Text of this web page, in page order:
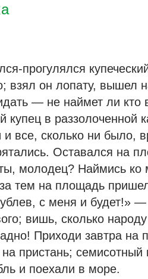
прогулялся
взял он лопату, вышел
— не наймет ли кто
купец в раззолоченной
все, сколько ни было,
Оставался на
молодец? Наймись
тем на площадь
с меня и будет!»
вишь, сколько
Приходи завтра на
пристань; семисотный
и поехали в море.